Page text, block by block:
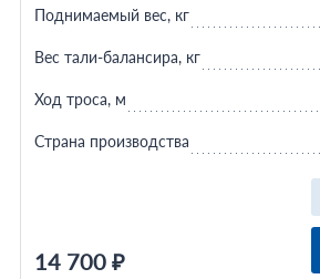
14 700 ₽
Поднимаемый вес, кг
Вес тали-балансира, кг
Ход троса, м
Страна производства